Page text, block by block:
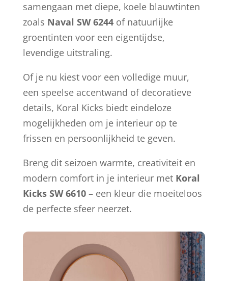
samengaan met diepe, koele blauwtinten
zoals Naval SW 6244of natuurlijke
groentinten voor een eigentijdse,
levendige uitstraling.
Of je nu kiest voor een volledige muur,
een speelse accentwand of decoratieve
details, Koral Kicks biedt eindeloze
mogelijkheden om je interieur op te
frissen en persoonlijkheid te geven.
Breng dit seizoen warmte, creativiteit en
modern comfort in je interieur met Koral
Kicks SW 6610– een kleur die moeiteloos
de perfecte sfeer neerzet.